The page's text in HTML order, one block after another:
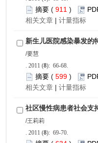
911 )
|
): 66-68.
599 )
|
): 69-70.